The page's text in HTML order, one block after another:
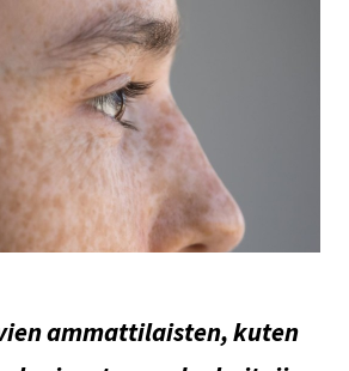
ammattilaisten, kuten